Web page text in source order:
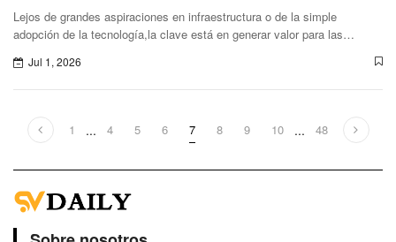
Lejos de grandes aspiraciones en infraestructura o de la simple
adopción de la tecnología,la clave está en generar valor para las
Jul 1, 2026
1 ... 4 5 6 7 8 9 10 ... 48